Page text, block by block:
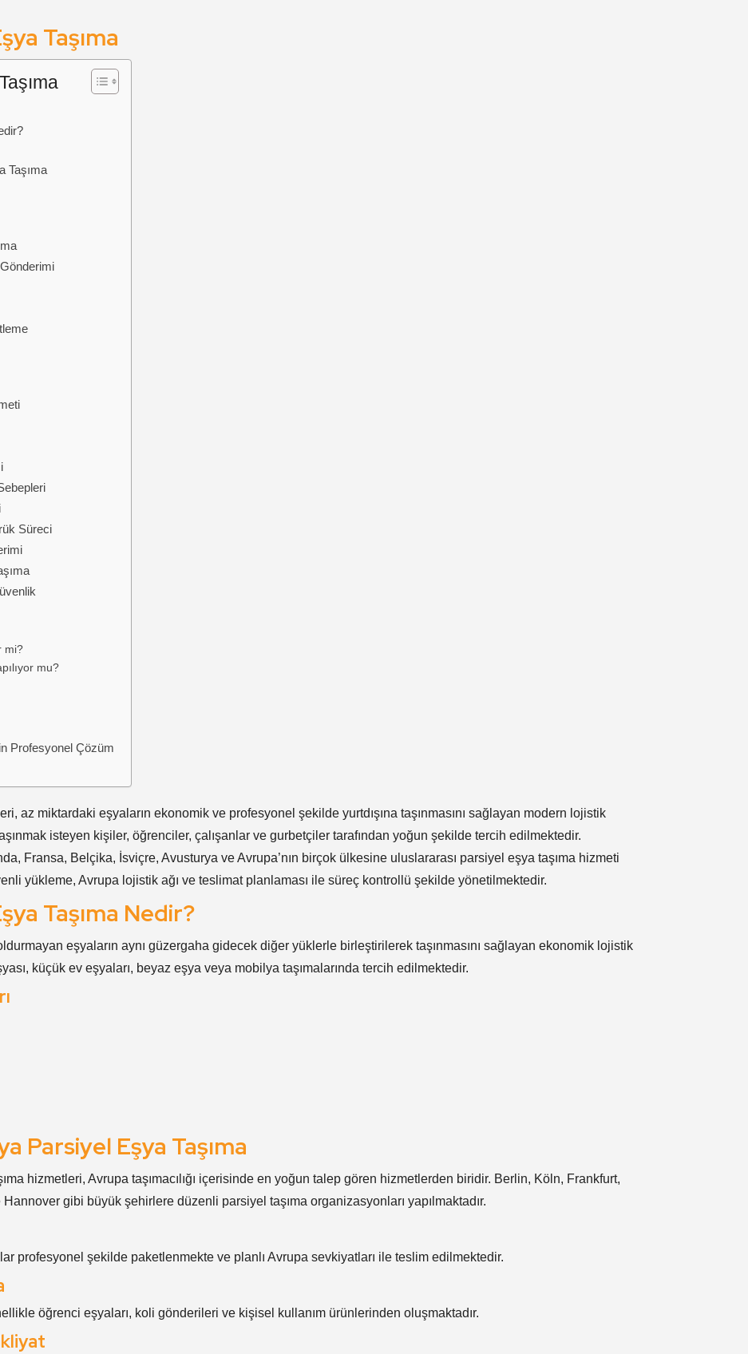
Taşıma
Taşıma
Süreci
mi?
mu?
Profesyonel Çözüm
az miktardaki eşyaların ekonomik ve profesyonel şekilde yurtdışına taşınmasını sağlayan modern lojistik
isteyen kişiler, öğrenciler, çalışanlar ve gurbetçiler tarafından yoğun şekilde tercih edilmektedir.
Fransa, Belçika, İsviçre, Avusturya ve Avrupa’nın birçok ülkesine uluslararası parsiyel eşya taşıma hizmeti
yükleme, Avrupa lojistik ağı ve teslimat planlaması ile süreç kontrollü şekilde yönetilmektedir.
Taşıma Nedir?
eşyaların aynı güzergaha gidecek diğer yüklerle birleştirilerek taşınmasını sağlayan ekonomik lojistik
küçük ev eşyaları, beyaz eşya veya mobilya taşımalarında tercih edilmektedir.
Parsiyel Eşya Taşıma
hizmetleri, Avrupa taşımacılığı içerisinde en yoğun talep gören hizmetlerden biridir. Berlin, Köln, Frankfurt,
gibi büyük şehirlere düzenli parsiyel taşıma organizasyonları yapılmaktadır.
profesyonel şekilde paketlenmekte ve planlı Avrupa sevkiyatları ile teslim edilmektedir.
öğrenci eşyaları, koli gönderileri ve kişisel kullanım ürünlerinden oluşmaktadır.